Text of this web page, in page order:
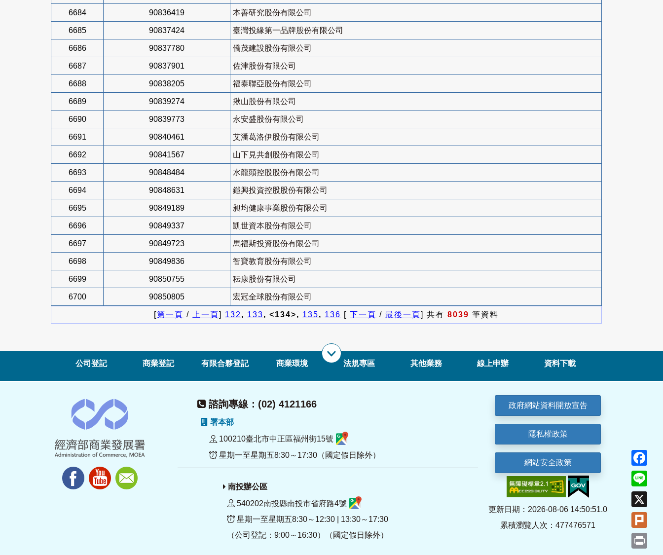
6684 90836419 本善研究股份有限公司
6685 90837424 臺灣投緣第一品牌股份有限公司
6686 90837780 僑茂建設股份有限公司
6687 90837901 佐津股份有限公司
6688 90838205 福泰聯亞股份有限公司
6689 90839274 揪山股份有限公司
6690 90839773 永安盛股份有限公司
6691 90840461 艾潘葛洛伊股份有限公司
6692 90841567 山下見共創股份有限公司
6693 90848484 水龍頭控股股份有限公司
6694 90848631 鎧興投資控股股份有限公司
6695 90849189 昶均健康事業股份有限公司
6696 90849337 凱世資本股份有限公司
6697 90849723 馬福斯投資股份有限公司
6698 90849836 智寶教育股份有限公司
6699 90850755 秐康股份有限公司
6700 90850805 宏冠全球股份有限公司
[第一頁 / 上一頁] 132, 133, <134>, 135, 136 [ 下一頁 / 最後一頁] 共有 8039 筆資料
公司登記 商業登記 有限合夥登記 商業環境 法規專區 其他業務 線上申辦 資料下載
諮詢專線：(02) 4121166
署本部
100210臺北市中正區福州街15號
星期一至星期五8:30～17:30（國定假日除外）
南投辦公區
540202南投縣南投市省府路4號
星期一至星期五8:30～12:30 | 13:30～17:30
（公司登記：9:00～16:30）（國定假日除外）
政府網站資料開放宣告
隱私權政策
網站安全政策
更新日期：2026-08-06 14:50:51.0
累積瀏覽人次：477476571